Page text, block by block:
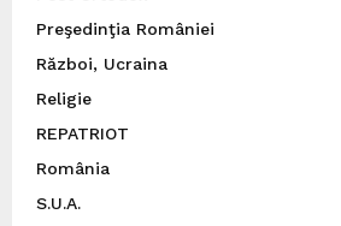
Preşedinţia României
Război, Ucraina
Religie
REPATRIOT
România
S.U.A.